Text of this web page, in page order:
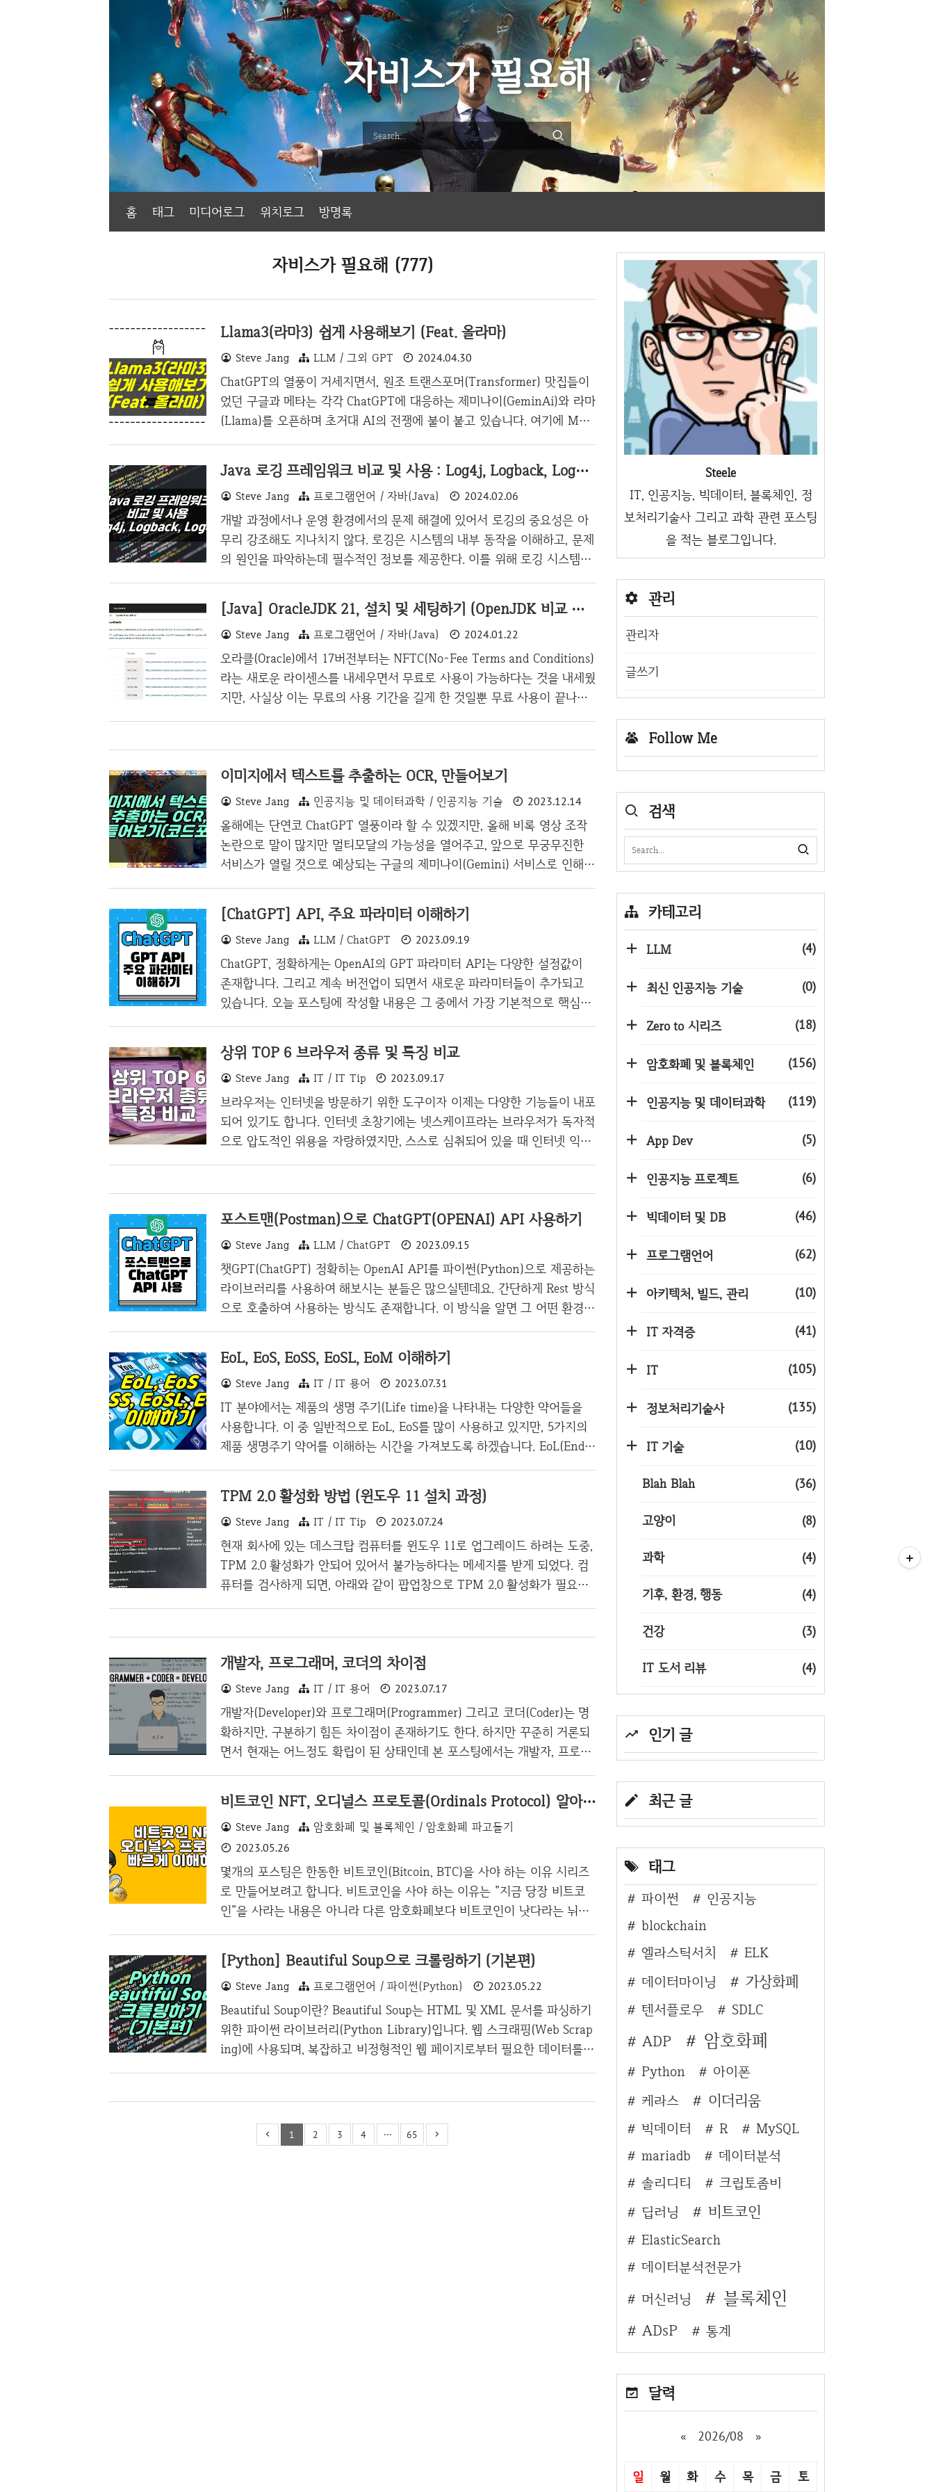
자비스가 필요해
홈 태그 미디어로그 위치로그 방명록
자비스가 필요해 (777)
Llama3(라마3) 쉽게 사용해보기 (Feat. 올라마)
Steve Jang LLM / 그외 GPT 2024.04.30
ChatGPT의 열풍이 거세지면서, 원조 트랜스포머(Transformer) 맛집들이
었던 구글과 메타는 각각 ChatGPT에 대응하는 제미나이(GeminAi)와 라마
(Llama)를 오픈하며 초거대 AI의 전쟁에 불이 붙고 있습니다. 여기에 MS
와 비영리 사이의 충돌로 인해 OpenAI 직원들이 퇴사하여 만든 스타트업인
앤트로픽에서 내놓은 클로드 모델까지 난리도 아닌 것 같네요. 국내에서는
네이버를 비롯하여 거대 기업들은 자체적인 LLM 모델을 만들거나 타기업
과 연합하는 모습을 보이기도 하는데요. 여기서 사용해볼 라마는 최근 라마
3(Llama3)를 내놓으며, 이제 작은 기업도 ChatGPT 3.5 정도 수준의 모델
을 부담없이 ..
Java 로깅 프레임워크 비교 및 사용 : Log4j, Logback, Log4j2
Steve Jang 프로그램언어 / 자바(Java) 2024.02.06
개발 과정에서나 운영 환경에서의 문제 해결에 있어서 로깅의 중요성은 아
무리 강조해도 지나치지 않다. 로깅은 시스템의 내부 동작을 이해하고, 문제
의 원인을 파악하는데 필수적인 정보를 제공한다. 이를 위해 로깅 시스템은
공할 수 있어야 하며, 다양한 배포 환경과 상황에 따라 로깅의 세부 사항들
을 조정할 수 있어야 한다. Java 개발 생태계에서는 다양한 로깅 프레임워
크가 이러한 기술적 요구사항을 해결해 주고 있다. SLF4(Simple Logging
Facade for Java)는 이들 프레임워크를 추상화한 표준화된 API로 제공하
여, 개발자가 구체적인 로깅 구현체를 변경하고자 할 때 코드를 변경할 필요
없이 의존성만 교체함으로써 유연하게..
[Java] OracleJDK 21, 설치 및 세팅하기 (OpenJDK 비교 및 라이센스)
Steve Jang 프로그램언어 / 자바(Java) 2024.01.22
오라클(Oracle)에서 17버전부터는 NFTC(No-Fee Terms and Conditions)
라는 새로운 라이센스를 내세우면서 무료로 사용이 가능하다는 것을 내세웠
지만, 사실상 이는 무료의 사용 기간을 길게 한 것일뿐 무료 사용이 끝나는
있는 곳에서 이런 작업은 더욱 피곤하게 만든다. 그래도 다행인 것은 Java2
1이든 Java17이든 유료 라이센스에 영향을 주는 것은 운영서버 즉, 배포를
하는 환경일 뿐 개발자 환경에서는 OracleJDK로 하든 OpenJDK로 하든 상
했지만,..
이미지에서 텍스트를 추출하는 OCR, 만들어보기
Steve Jang 인공지능 및 데이터과학 / 인공지능 기술 2023.12.14
올해에는 단연코 ChatGPT 열풍이라 할 수 있겠지만, 올해 비록 영상 조작
논란으로 말이 많지만 멀티모달의 가능성을 열어주고, 앞으로 무궁무진한
서비스가 열릴 것으로 예상되는 구글의 제미나이(Gemini) 서비스로 인해서
이 된다. 블로그에서 유튜브로 넘어가듯, ChatGPT에서 영상처리로 가는 것
은 필연적일 것이며 집에 있는 카메라등과 스피커 등을 통해서 앞으로 수많
은 의사소통이 이루어지지 않을까 예상된다. 우선 OCR을 Tesseract를 사용
하여 만든적(정확히는 사용한적)이 있긴 하지만, 블로그에 정리를 한적이 없
는 것 같아서 이렇게 포스팅 하도록 한다. OCR(Optical Character Recogni
tion)이란? O..
[ChatGPT] API, 주요 파라미터 이해하기
Steve Jang LLM / ChatGPT 2023.09.19
ChatGPT, 정확하게는 OpenAI의 GPT 파라미터 API는 다양한 설정값이
존재합니다. 그리고 계속 버전업이 되면서 새로운 파라미터들이 추가되고
있습니다. 오늘 포스팅에 작성할 내용은 그 중에서 가장 기본적으로 핵심적
PT의 Chat 버전을 사용하기 위해서는 다음과 같은 API를 호출해야 합니다.
POST https://api.openai.com/v1/chat/completions 위와 같은 API Url을
Post로 호출하고, Request Body 들을 추가로 넣어줘야 하는데요. 주요 파
라미터는 다음과 같습니다. 주요 파라미터 내용 예시 model GPT 모델 선택
gpt-3.5-turbo messages GPT에게 ..
상위 TOP 6 브라우저 종류 및 특징 비교
Steve Jang IT / IT Tip 2023.09.17
브라우저는 인터넷을 방문하기 위한 도구이자 이제는 다양한 기능들이 내포
되어 있기도 합니다. 인터넷 초창기에는 넷스케이프라는 브라우저가 독자적
으로 압도적인 위용을 자랑하였지만, 스스로 심취되어 있을 때 인터넷 익스
압도적인 점유율을 차지하고 있습니다. 저는 브라우저별로 각각 다양한 행
동을 하기 때문에 되도록이면 많은 브라우저를 사용하고 있는데요. PC에서
어떤 브라우저들이 있으며, 각각 어떤 특징들이 있는지 알아보도록 하겠습
겠습니다. 이 데이터는 statcounter.com이라는 사이트에서 제공해주..
포스트맨(Postman)으로 ChatGPT(OPENAI) API 사용하기
Steve Jang LLM / ChatGPT 2023.09.15
챗GPT(ChatGPT) 정확히는 OpenAI API를 파이썬(Python)으로 제공하는
라이브러리를 사용하여 해보시는 분들은 많으실텐데요. 간단하게 Rest 방식
으로 호출하여 사용하는 방식도 존재합니다. 이 방식을 알면 그 어떤 환경이
쓰지 않아도 되며, 새로운 기능이 생겼을 때 업데이트를 할 필요가 없는 장
점이 있습니다. 특히나 지금처럼 ChatGPT가 빠르게 성장하고 있는 시점이
라면 더더욱 그러하며, Rest 방식으로 API를 쉽게 체험할 수 있는 ChatGP
T API를 포스트맨으로 빠르게 사용해보도록 하겠습니다. 본 포스팅은 포스
트맨을 어느정도는 알고 있다 가정으로 진행하겠습니다. 포스트맨(PostMa
n) 헤더 세팅 우선 Op..
EoL, EoS, EoSS, EoSL, EoM 이해하기
Steve Jang IT / IT 용어 2023.07.31
IT 분야에서는 제품의 생명 주기(Life time)을 나타내는 다양한 약어들을
사용합니다. 이 중 일반적으로 EoL, EoS를 많이 사용하고 있지만, 5가지의
제품 생명주기 약어를 이해하는 시간을 가져보도록 하겠습니다. EoL(End o
이나 서비스에 대한 지원을 제공하지 않는 시점을 의미합니다. 이 시점은 제
품의 생산이 중단되고, 업데이트, 유지 보수, 보안 패치, 테크니컬 서포트 등
이 제공되지 않게 되는 시점을 가리킵니다. EoL이 선언 되는 경우 기업이나
유저들은 해당 제품이나 서비스를 계속 사용하기 위해 대체 전략을 세워야
합니다. 대응책으로는 최신 버전으로 업그레이드, 다른 제조사의 제품으로
의 전환(동일한 제품..
TPM 2.0 활성화 방법 (윈도우 11 설치 과정)
Steve Jang IT / IT Tip 2023.07.24
현재 회사에 있는 데스크탑 컴퓨터를 윈도우 11로 업그레이드 하려는 도중,
TPM 2.0 활성화가 안되어 있어서 불가능하다는 메세지를 받게 되었다. 컴
퓨터를 검사하게 되면, 아래와 같이 팝업창으로 TPM 2.0 활성화가 필요하
른 프로그램을 설치하지 않았는데에도 불구하고 블루스크린이 하루에 3~4
번씩 발생하니 회사 업무를 할 수 없는 수준이기에 윈도우 11로 업그레이드
하게 되면 나아질 수 있지 않을까라는 희망에 설치 시도중이다. TPM 2.0이
엇인지를 알아야 될 것이다. TPM은 Trus..
개발자, 프로그래머, 코더의 차이점
Steve Jang IT / IT 용어 2023.07.17
개발자(Developer)와 프로그래머(Programmer) 그리고 코더(Coder)는 명
확하지만, 구분하기 힘든 차이점이 존재하기도 한다. 하지만 꾸준히 거론되
면서 현재는 어느정도 확립이 된 상태인데 본 포스팅에서는 개발자, 프로그
아보도록 아는 시간을 가졌으면 좋겠다. 코더(Coder)과 프로그래머의 차이
점 우선 코더(Coder)는 코드를 짜는 사람을 뜻한다. 그런데 여기서 코드는
프로그램을 말하는 것이기 때문에 코더와 프로그래머를 동일한 사람이라 생
각할 수 있다. 대부분 코더들은 자신을 코더라고 말하지 않고 프로그래머라
고 말을 한다. 하지만, 영어가 둘로 나뉘어져 있듯 둘간의 미세한 차이점이
존재한다. 일반적으로 코더는 프로그래..
비트코인 NFT, 오디널스 프로토콜(Ordinals Protocol) 알아보기
Steve Jang 암호화폐 및 블록체인 / 암호화폐 파고들기
2023.05.26
몇개의 포스팅은 한동한 비트코인(Bitcoin, BTC)을 사야 하는 이유 시리즈
로 만들어보려고 합니다. 비트코인을 사야 하는 이유는 "지금 당장 비트코
인"을 사라는 내용은 아니라 다른 암호화폐보다 비트코인이 낫다라는 뉘앙
대 이슈는 단연코 비트코인 기반 프로젝트인 것 같습니다. 그 중에 스타트를
끊은 오디널스 프로토콜(Ordinals Protocol)이 있는데요. 오디널스에 대해
서 깊게 알 필요는 없을 것 같아서, 간단히 어떤 기능이 가능한지 알아보도
록 하겠습니다. 비트코인의 업데이트 역사 우선 오디널스를 이해하기 위해
서는 비트코인의 업데이트 과정을 들여다볼 필요가 있습니다. 세그윗(SegW
it) 2017년 세그윗(SegWit)이라는..
[Python] Beautiful Soup으로 크롤링하기 (기본편)
Steve Jang 프로그램언어 / 파이썬(Python) 2023.05.22
Beautiful Soup이란? Beautiful Soup는 HTML 및 XML 문서를 파싱하기
위한 파이썬 라이브러리(Python Library)입니다. 웹 스크래핑(Web Scrap
ing)에 사용되며, 복잡하고 비정형적인 웹 페이지로부터 필요한 데이터를
tps://needjarvis.tistory.com/802" # 해당 url에 연결한 후 HTML 내용을
가져옵니다. response = requests.get(url) html_content = response.text
print(html_content)..
1 2 3 4 ··· 65
Steele
IT, 인공지능, 빅데이터, 블록체인, 정
보처리기술사 그리고 과학 관련 포스팅
을 적는 블로그입니다.
관리
관리자
글쓰기
Follow Me
검색
카테고리
LLM (4)
최신 인공지능 기술 (0)
Zero to 시리즈 (18)
암호화폐 및 블록체인 (156)
인공지능 및 데이터과학 (119)
App Dev (5)
인공지능 프로젝트 (6)
빅데이터 및 DB (46)
프로그램언어 (62)
아키텍처, 빌드, 관리 (10)
IT 자격증 (41)
IT (105)
정보처리기술사 (135)
IT 기술 (10)
Blah Blah (36)
고양이 (8)
과학 (4)
기후, 환경, 행동 (4)
건강 (3)
IT 도서 리뷰 (4)
인기 글
최근 글
태그
파이썬
인공지능
blockchain
엘라스틱서치
ELK
데이터마이닝
가상화폐
텐서플로우 SDLC
ADP 암호화폐
Python
아이폰
케라스
이더리움
빅데이터 R
MySQL
mariadb
데이터분석
솔리디티
크립토좀비
딥러닝
비트코인
ElasticSearch
데이터분석전문가
머신러닝
블록체인
ADsP 통계
달력
« 2026/08 »
일 월 화 수 목 금 토